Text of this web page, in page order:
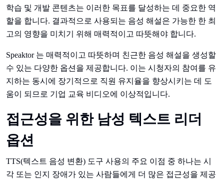
학습 및 개발 콘텐츠는 이러한 목표를 달성하는 데 중요한 역
할을 합니다. 결과적으로 사용되는 음성 해설은 가능한 한 최
고의 영향을 미치기 위해 매력적이고 따뜻해야 합니다.
Speaktor 는 매력적이고 따뜻하며 친근한 음성 해설을 생성할
수 있는 다양한 옵션을 제공합니다. 이는 시청자의 참여를 유
지하는 동시에 장기적으로 직원 유지율을 향상시키는 데 도
움이 되므로 기업 교육 비디오에 이상적입니다.
접근성을 위한 남성 텍스트 리더
옵션
TTS(텍스트 음성 변환) 도구 사용의 주요 이점 중 하나는 시
각 또는 인지 장애가 있는 사람들에게 더 많은 접근성을 제공